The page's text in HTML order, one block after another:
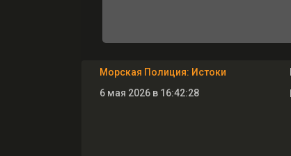
Морская Полиция: Истоки
6 мая 2026 в 16:42:28